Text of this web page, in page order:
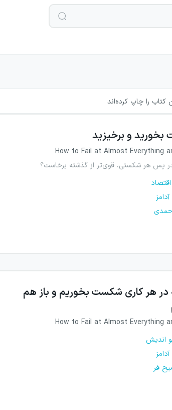
کتاب را چاپ کرده‌اند
و برخیزید
How to Fail at Almost Everything
پس هر شکستی، قوی‌تر از گذشته برخاست؟
در هر کاری شکست بخوریم و باز هم
How to Fail at Almost Everything
اندیش
فر